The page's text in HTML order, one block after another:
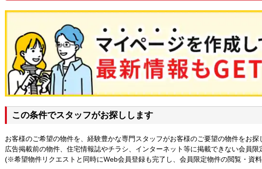
この条件でスタッフがお探しします
お客様のご希望の物件を、経験豊かな専門スタッフがお客様のご要望の物件をお探
広告掲載前の物件、住宅情報誌やチラシ、インターネット等に掲載できない会員限
(※希望物件リクエストと同時にWeb会員登録も完了し、会員限定物件の閲覧・資